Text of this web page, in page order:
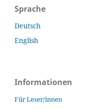
Sprache
Deutsch
English
Informationen
Für Leser/innen